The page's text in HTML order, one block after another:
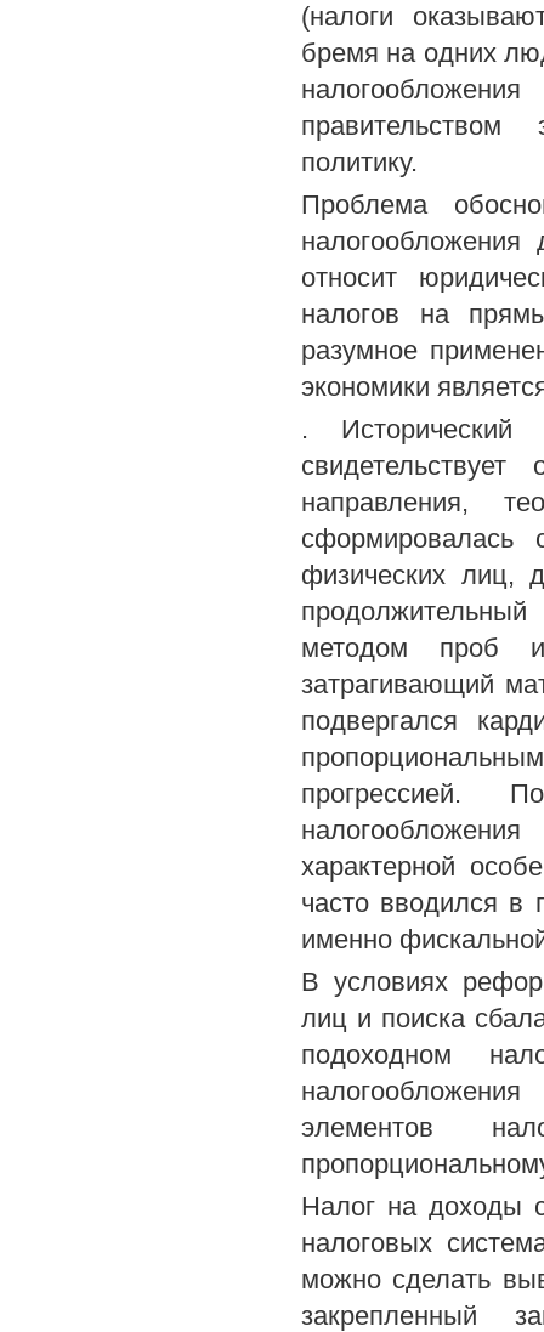
(налоги
бремя на одних
политику.
Проблема
относит
налогов на
разумное
экономики
. Исторический
направления,
сформировалась
физических лиц,
методом проб
затрагивающий
подвергался
прогрессией.
характерной
часто вводился в
именно
В условиях
лиц и поиска
подоходном
элементов
Налог на доходы
налоговых
можно сделать
закрепленный